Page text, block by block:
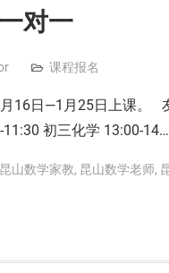
对一
课程报名
16日—1月25日上课。
初三化学 13:00-14…
昆山数学家教, 昆山数学老师,